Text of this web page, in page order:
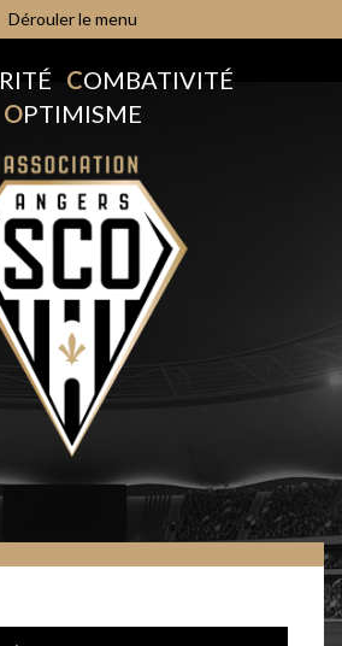
Dérouler le menu
COMBATIVITÉ
OPTIMISME